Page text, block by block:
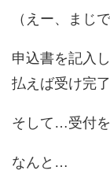
（えー、まじ
申込書を記入
払えば受け完了
そして…受付
なんと…